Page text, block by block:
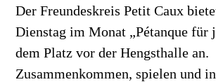
Der Freundeskreis Petit Caux
Dienstag im Monat „Pétanque für
dem Platz vor der Hengsthalle an.
Zusammenkommen, spielen und